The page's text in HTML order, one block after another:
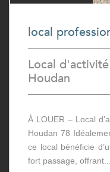
local
Local
Houdan
À LOUER – Local
Houdan 78
ce local bénéficie
fort passage, offrant...